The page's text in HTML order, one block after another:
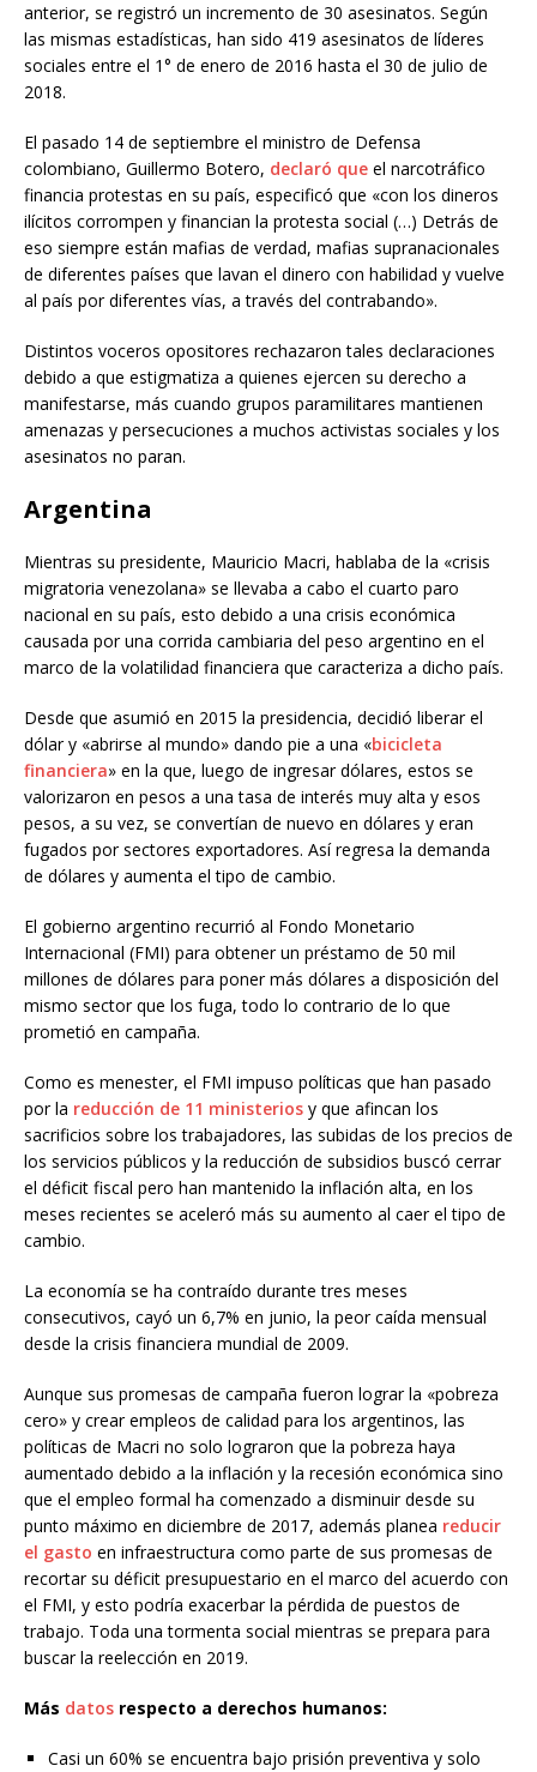
anterior, se registró un incremento de 30 asesinatos. Según
las mismas estadísticas, han sido 419 asesinatos de líderes
sociales entre el 1° de enero de 2016 hasta el 30 de julio de
2018.
El pasado 14 de septiembre el ministro de Defensa
colombiano, Guillermo Botero, declaró que el narcotráfico
financia protestas en su país, especificó que «con los dineros
ilícitos corrompen y financian la protesta social (…) Detrás de
eso siempre están mafias de verdad, mafias supranacionales
de diferentes países que lavan el dinero con habilidad y vuelve
al país por diferentes vías, a través del contrabando».
Distintos voceros opositores rechazaron tales declaraciones
debido a que estigmatiza a quienes ejercen su derecho a
manifestarse, más cuando grupos paramilitares mantienen
amenazas y persecuciones a muchos activistas sociales y los
asesinatos no paran.
Argentina
Mientras su presidente, Mauricio Macri, hablaba de la «crisis
migratoria venezolana» se llevaba a cabo el cuarto paro
nacional en su país, esto debido a una crisis económica
causada por una corrida cambiaria del peso argentino en el
marco de la volatilidad financiera que caracteriza a dicho país.
Desde que asumió en 2015 la presidencia, decidió liberar el
dólar y «abrirse al mundo» dando pie a una «bicicleta
financiera» en la que, luego de ingresar dólares, estos se
valorizaron en pesos a una tasa de interés muy alta y esos
pesos, a su vez, se convertían de nuevo en dólares y eran
fugados por sectores exportadores. Así regresa la demanda
de dólares y aumenta el tipo de cambio.
El gobierno argentino recurrió al Fondo Monetario
Internacional (FMI) para obtener un préstamo de 50 mil
millones de dólares para poner más dólares a disposición del
mismo sector que los fuga, todo lo contrario de lo que
prometió en campaña.
Como es menester, el FMI impuso políticas que han pasado
por la reducción de 11 ministerios y que afincan los
sacrificios sobre los trabajadores, las subidas de los precios de
los servicios públicos y la reducción de subsidios buscó cerrar
el déficit fiscal pero han mantenido la inflación alta, en los
meses recientes se aceleró más su aumento al caer el tipo de
cambio.
La economía se ha contraído durante tres meses
consecutivos, cayó un 6,7% en junio, la peor caída mensual
desde la crisis financiera mundial de 2009.
Aunque sus promesas de campaña fueron lograr la «pobreza
cero» y crear empleos de calidad para los argentinos, las
políticas de Macri no solo lograron que la pobreza haya
aumentado debido a la inflación y la recesión económica sino
que el empleo formal ha comenzado a disminuir desde su
punto máximo en diciembre de 2017, además planea reducir
el gasto en infraestructura como parte de sus promesas de
recortar su déficit presupuestario en el marco del acuerdo con
el FMI, y esto podría exacerbar la pérdida de puestos de
trabajo. Toda una tormenta social mientras se prepara para
buscar la reelección en 2019.
Más datos respecto a derechos humanos:
Casi un 60% se encuentra bajo prisión preventiva y solo